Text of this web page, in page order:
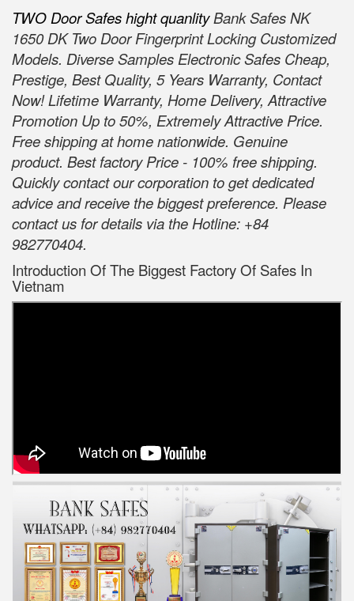
TWO Door Safes hight quanlityBank Safes NK
1650 DK Two Door Fingerprint Locking Customized
Models. Diverse Samples Electronic Safes Cheap,
Prestige, Best Quality, 5 Years Warranty, Contact
Now! Lifetime Warranty, Home Delivery, Attractive
Promotion Up to 50%, Extremely Attractive Price.
Free shipping at home nationwide. Genuine
product. Best factory Price - 100% free shipping.
Quickly contact our corporation to get dedicated
advice and receive the biggest preference. Please
contact us for details via the Hotline: +84
982770404.
Introduction Of The Biggest Factory Of Safes In
Vietnam